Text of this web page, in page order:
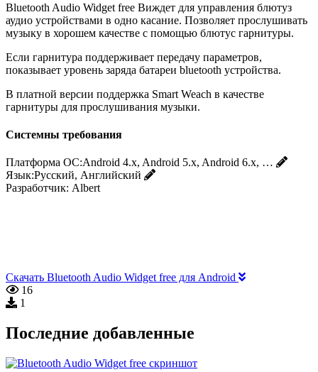
Bluetooth Audio Widget free Виждет для управления блютуз
аудио устройствами в одно касание. Позволяет прослушивать
музыку в хорошем качестве с помощью блютус гарнитуры.
Если гарнитура поддерживает передачу параметров,
показывает уровень заряда батареи bluetooth устройства.
В платной версии поддержка Smart Weach в качестве
гарнитуры для прослушивания музыки.
Системны требования
Платформа ОС:Android 4.x, Android 5.x, Android 6.x, …
Язык:Русский, Английский
Разработчик: Albert
Скачать Bluetooth Audio Widget free для Android
16
1
Последние добавленные